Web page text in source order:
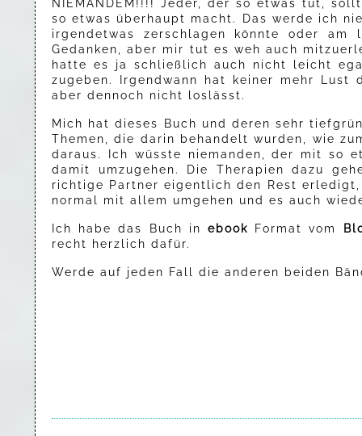
NIEMANDEM!!!! Jeder, der so etwas tut,
so etwas überhaupt macht. Das werde ich
irgendetwas zerschlagen könnte oder
Gedanken, aber mir tut es weh auch
hatte es ja schließlich auch nicht leicht
zugeben. Irgendwann hat keiner mehr Lust
aber dennoch nicht loslässt.
Mich hat dieses Buch und deren sehr
Themen, die darin behandelt wurden, wie
daraus. Ich wüsste niemanden, der mit so
damit umzugehen. Die Therapien dazu
richtige Partner eigentlich den Rest
normal mit allem umgehen und es auch
Ich habe das Buch inebook Format vom
recht herzlich dafür.
Werde auf jeden Fall die anderen beiden